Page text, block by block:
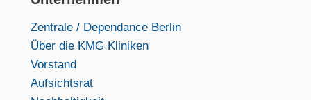
Zentrale / Dependance Berlin
Über die KMG Kliniken
Vorstand
Aufsichtsrat